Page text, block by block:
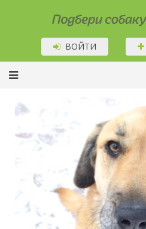
Подбери собаку!
ВОЙТИ